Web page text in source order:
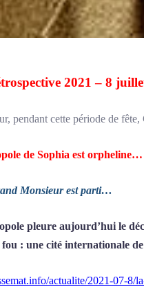
2021 – 8
pendant cette période de
de Sophia est orpheline…
Monsieur est parti…
pleure aujourd’hui le
fou : une cité internationale
actualite/2021-07-8/